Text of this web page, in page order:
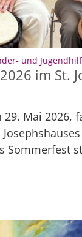
und
im St.
29. Mai 2026,
Sommerfest